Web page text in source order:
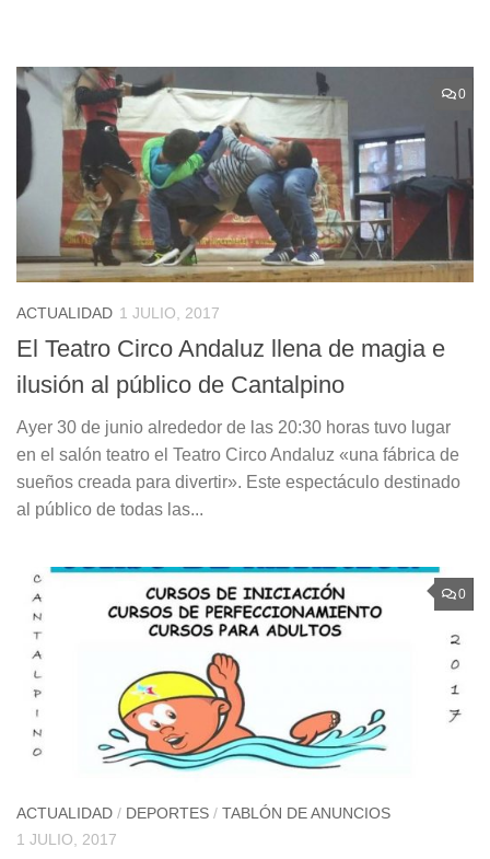
0
ACTUALIDAD 1 JULIO, 2017
El Teatro Circo Andaluz llena de magia e
ilusión al público de Cantalpino
Ayer 30 de junio alrededor de las 20:30 horas tuvo lugar
en el salón teatro el Teatro Circo Andaluz «una fábrica de
sueños creada para divertir». Este espectáculo destinado
al público de todas las...
0
ACTUALIDAD / DEPORTES / TABLÓN DE ANUNCIOS
1 JULIO, 2017